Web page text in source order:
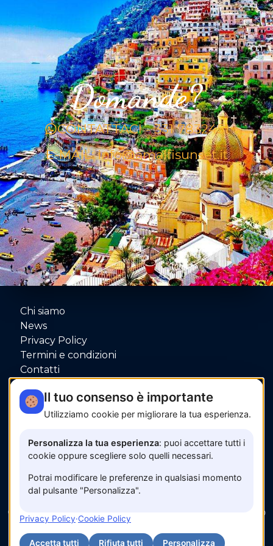
Domande?
CONTATTACI - 331 7832451
E-MAIL: info@amalfisunset.it
Chi siamo
News
Privacy Policy
Termini e condizioni
Contatti
Pagamenti sicuri con
© 2026 www.amalfisunset.it —
— Facciamo
cose…
Il tuo consenso è importante
Utilizziamo cookie per migliorare la tua esperienza.
Personalizza la tua esperienza: puoi accettare tutti i
cookie oppure scegliere solo quelli necessari.
Potrai modificare le preferenze in qualsiasi momento
dal pulsante "Personalizza".
Privacy Policy·Cookie Policy
Accetta tutti Rifiuta tutti Personalizza